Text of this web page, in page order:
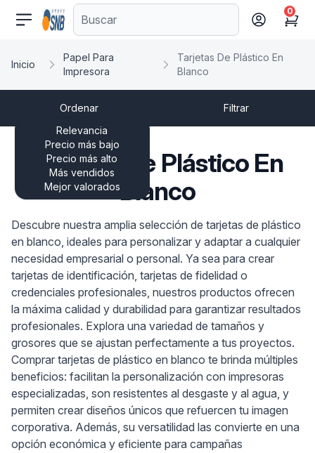
comercioseguro.es
Cart
0
Inicio
Papel Para
Impresora
Tarjetas De Plástico En
Blanco
Ordenar
Relevancia
Precio más bajo
Precio más alto
Más vendidos
Mejor valorados
Filtrar
Tarjetas De Plástico En
Blanco
Descubre nuestra amplia selección de tarjetas de plástico
en blanco, ideales para personalizar y adaptar a cualquier
necesidad empresarial o personal. Ya sea para crear
tarjetas de identificación, tarjetas de fidelidad o
credenciales profesionales, nuestros productos ofrecen
la máxima calidad y durabilidad para garantizar resultados
profesionales. Explora una variedad de tamaños y
grosores que se ajustan perfectamente a tus proyectos.
Comprar tarjetas de plástico en blanco te brinda múltiples
beneficios: facilitan la personalización con impresoras
especializadas, son resistentes al desgaste y al agua, y
permiten crear diseños únicos que refuercen tu imagen
corporativa. Además, su versatilidad las convierte en una
opción económica y eficiente para campañas